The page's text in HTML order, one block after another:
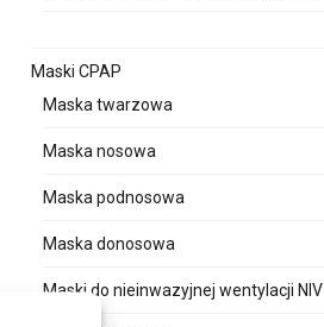
Maski CPAP
Maska twarzowa
Maska nosowa
Maska podnosowa
Maska donosowa
Maski do nieinwazyjnej wentylacji NIV